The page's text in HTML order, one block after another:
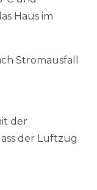
Haus im
Stromausfall
der
der Luftzug